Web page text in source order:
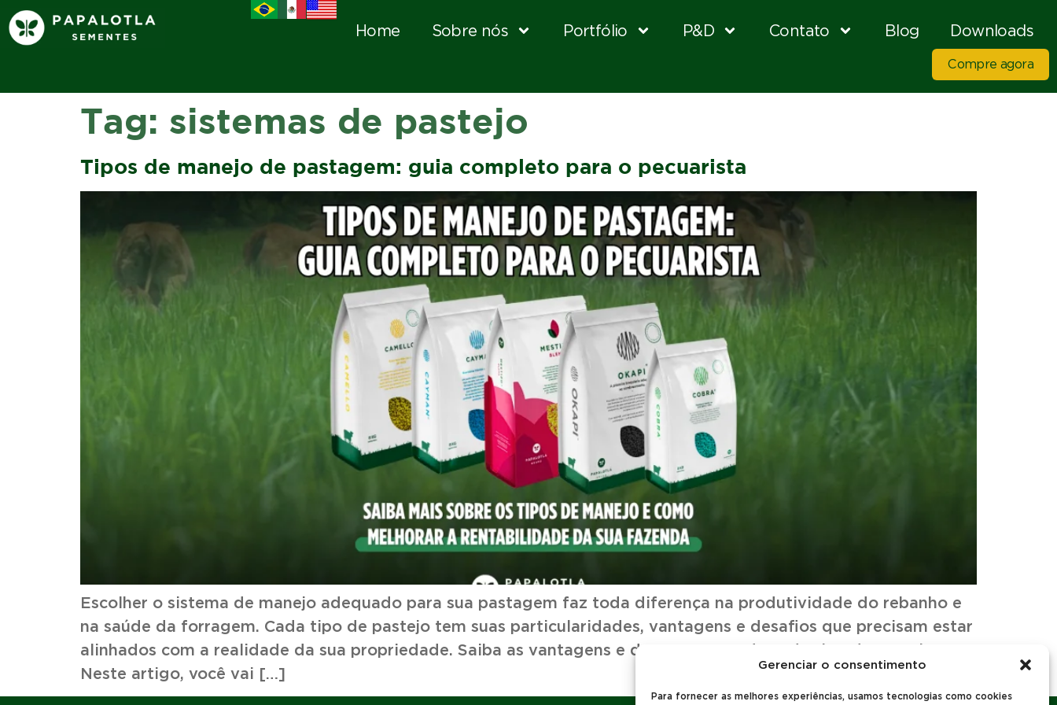
Gerenciar o consentimento
Para fornecer as melhores experiências, usamos tecnologias como cookies
Home Sobre nós Portfólio P&D Contato Blog Downloads
Compre agora
Tag: sistemas de pastejo
Tipos de manejo de pastagem: guia completo para o pecuarista
Escolher o sistema de manejo adequado para sua pastagem faz toda diferença na produtividade do rebanho e
na saúde da forragem. Cada tipo de pastejo tem suas particularidades, vantagens e desafios que precisam estar
alinhados com a realidade da sua propriedade. Saiba as vantagens e desvantagens de cada tipo de manejo
Neste artigo, você vai […]